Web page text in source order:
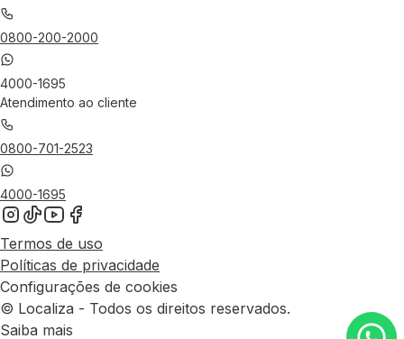
0800-200-2000
4000-1695
Atendimento ao cliente
0800-701-2523
4000-1695
Termos de uso
Políticas de privacidade
Configurações de cookies
© Localiza - Todos os direitos reservados.
Saiba mais